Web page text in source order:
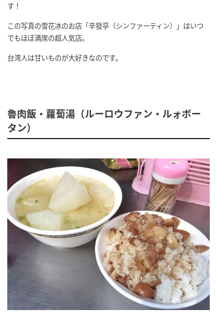
す！
この写真の雪花冰のお店「辛發亭（シンファーティン）」はいつ
でもほぼ満席の超人気店。
台湾人は甘いものが大好きなのです。
魯肉飯・ 蘿蔔湯（ルーロウファン・ルォボー
タン）